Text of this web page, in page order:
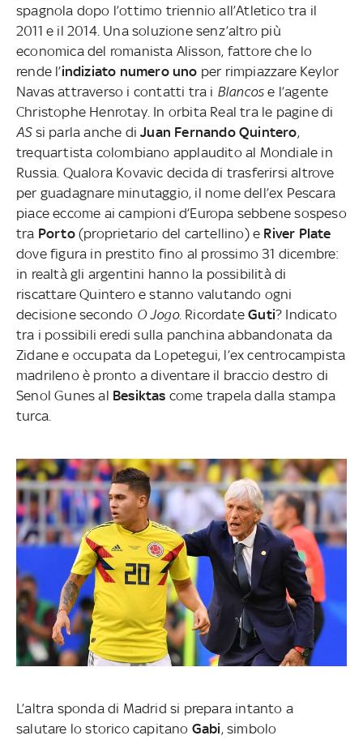
spagnola dopo l’ottimo triennio all’Atletico tra il
2011 e il 2014. Una soluzione senz’altro più
economica del romanista Alisson, fattore che lo
rende l’indiziato numero uno per rimpiazzare Keylor
Navas attraverso i contatti tra i Blancos e l’agente
Christophe Henrotay. In orbita Real tra le pagine di
ASsi parla anche diJuan Fernando Quintero,
trequartista colombiano applaudito al Mondiale in
Russia. Qualora Kovavic decida di trasferirsi altrove
per guadagnare minutaggio, il nome dell’ex Pescara
piace eccome ai campioni d’Europa sebbene sospeso
tra Porto(proprietario del cartellino) e River Plate
dove figura in prestito fino al prossimo 31 dicembre:
in realtà gli argentini hanno la possibilità di
riscattare Quintero e stanno valutando ogni
decisione secondo O Jogo. RicordateGuti? Indicato
tra i possibili eredi sulla panchina abbandonata da
Zidane e occupata da Lopetegui, l’ex centrocampista
madrileno è pronto a diventare il braccio destro di
Senol Gunes al Besiktas come trapela dalla stampa
turca.
L’altra sponda di Madrid si prepara intanto a
salutare lo storico capitano Gabi, simbolo